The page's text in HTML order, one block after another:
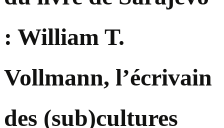
: William T.
Vollmann, l’écrivain
des (sub)cultures